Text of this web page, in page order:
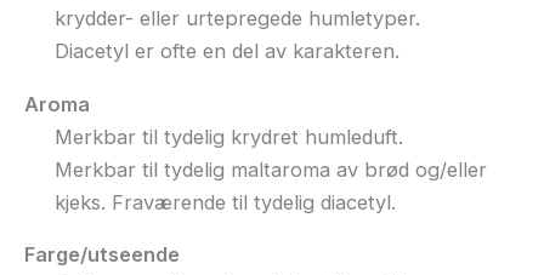
krydder- eller urtepregede humletyper.
Diacetyl er ofte en del av karakteren.
Aroma
Merkbar til tydelig krydret humleduft.
Merkbar til tydelig maltaroma av brød og/eller
kjeks. Fraværende til tydelig diacetyl.
Farge/utseende